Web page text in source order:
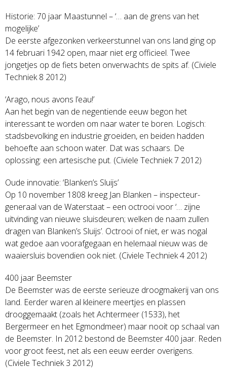
Historie: 70 jaar Maastunnel – ‘… aan de grens van het
mogelijke’
De eerste afgezonken verkeerstunnel van ons land ging op
14 februari 1942 open, maar niet erg officieel. Twee
jongetjes op de fiets beten onverwachts de spits af. (Civiele
Techniek 8 2012)
‘Arago, nous avons l’eau!’
Aan het begin van de negentiende eeuw begon het
interessant te worden om naar water te boren. Logisch:
stadsbevolking en industrie groeiden, en beiden hadden
behoefte aan schoon water. Dat was schaars. De
oplossing: een artesische put. (Civiele Techniek 7 2012)
Oude innovatie: ‘Blanken’s Sluijs’
Op 10 november 1808 kreeg Jan Blanken – inspecteur-
generaal van de Waterstaat – een octrooi voor ‘… zijne
uitvinding van nieuwe sluisdeuren; welken de naam zullen
dragen van Blanken’s Sluijs’. Octrooi of niet, er was nogal
wat gedoe aan voorafgegaan en helemaal nieuw was de
waaiersluis bovendien ook niet. (Civiele Techniek 4 2012)
400 jaar Beemster
De Beemster was de eerste serieuze droogmakerij van ons
land. Eerder waren al kleinere meertjes en plassen
drooggemaakt (zoals het Achtermeer (1533), het
Bergermeer en het Egmondmeer) maar nooit op schaal van
de Beemster. In 2012 bestond de Beemster 400 jaar. Reden
voor groot feest, net als een eeuw eerder overigens.
(Civiele Techniek 3 2012)